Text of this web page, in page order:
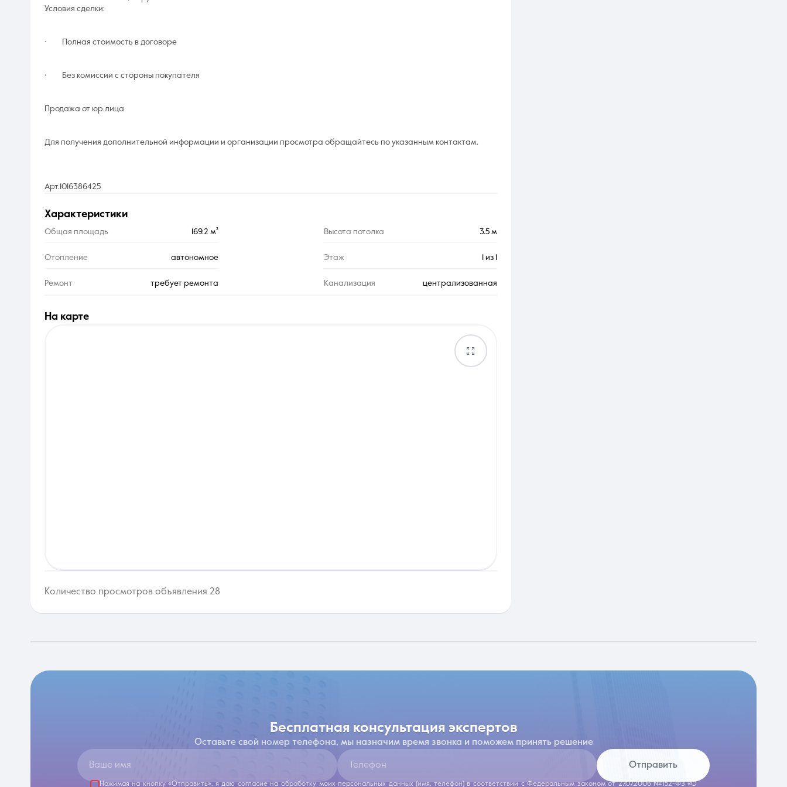
характеристики
Общая площадь 169.2 м² Высота потолка 3.5 м
Отопление автономное Этаж 1 из 1
Ремонт требует ремонта Канализация централизованная
Условия сделки:
· Полная стоимость в договоре
· Без комиссии с стороны покупателя
Продажа от юр.лица
Для получения дополнительной информации и организации просмотра обращайтесь по указанным контактам.
Арт.1016386425
на карте
Количество просмотров объявления 28
бесплатная консультация экспертов
Оставьте свой номер телефона, мы назначим время звонка и поможем принять решение
Ваше имя Телефон Отправить
Нажимая на кнопку «Отправить», я даю согласие на обработку моих персональных данных (имя, телефон) в соответствии с Федеральным законом от 27.07.2006 №152-ФЗ «О